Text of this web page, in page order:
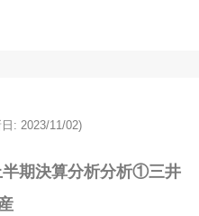
: 2023/11/02)
半期決算分析分析①三井